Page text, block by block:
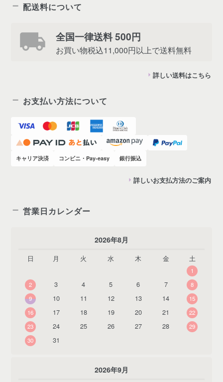
配送料について
全国一律送料 500円
お買い物税込11,000円以上で送料無料
詳しい送料はこちら
お支払い方法について
キャリア決済 コンビニ・Pay-easy 銀行振込
詳しいお支払方法のご案内
営業日カレンダー
2026年8月
日 月 火 水 木 金 土
1
2
3 4 5 6 7
8
9
10 11 12 13 14
15
16
17 18 19 20 21
22
23
24 25 26 27 28
29
30
31
2026年9月